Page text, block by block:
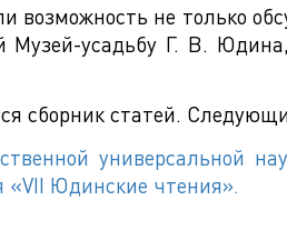
возможность не только
Музей-усадьбу Г. В.
сборник статей.
универсальной
«VII Юдинские чтения».